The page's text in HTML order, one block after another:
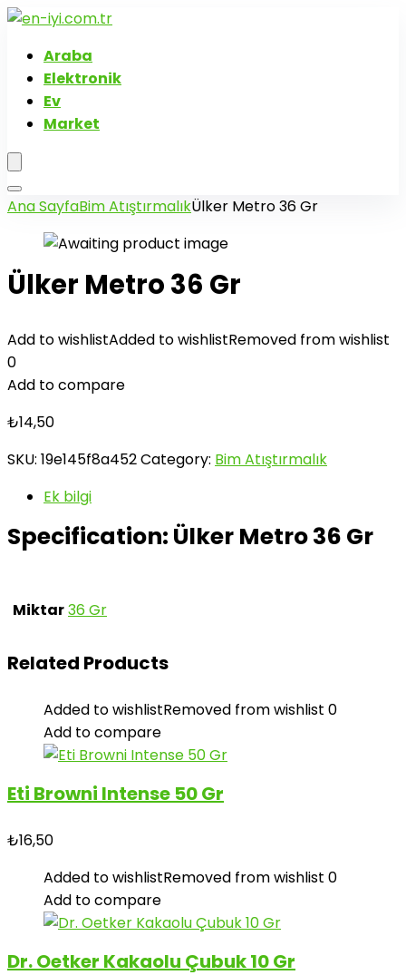
Araba
Elektronik
Ev
Market
Ana SayfaBim AtıştırmalıkÜlker Metro 36 Gr
Ülker Metro 36 Gr
Add to wishlistAdded to wishlistRemoved from wishlist
0
Add to compare
₺14,50
SKU: 19e145f8a452Category: Bim Atıştırmalık
Ek bilgi
Specification: Ülker Metro 36 Gr
Miktar36 Gr
Related Products
Added to wishlistRemoved from wishlist 0
Add to compare
Eti Browni Intense 50 Gr
₺16,50
Added to wishlistRemoved from wishlist 0
Add to compare
Dr. Oetker Kakaolu Çubuk 10 Gr